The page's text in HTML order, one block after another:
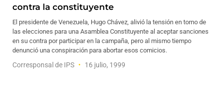
contra la constituyente
El presidente de Venezuela, Hugo Chávez, alivió la tensión en torno de
las elecciones para una Asamblea Constituyente al aceptar sanciones
en su contra por participar en la campaña, pero al mismo tiempo
denunció una conspiración para abortar esos comicios.
Corresponsal de IPS 16 julio, 1999